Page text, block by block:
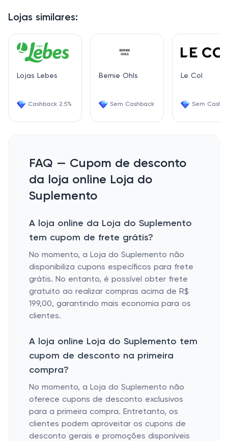
Lojas similares:
Lojas Lebes
Cashback 2.5%
Bernie Ohls
Sem Cashback
Le Col
Sem
FAQ — Cupom de desconto
da loja online Loja do
Suplemento
A loja online da Loja do Suplemento
tem cupom de frete grátis?
No momento, a Loja do Suplemento não
disponibiliza cupons específicos para frete
grátis. No entanto, é possível obter frete
gratuito ao realizar compras acima de R$
199,00, garantindo mais economia para os
clientes.
A loja online Loja do Suplemento tem
cupom de desconto na primeira
compra?
No momento, a Loja do Suplemento não
oferece cupons de desconto exclusivos
para a primeira compra. Entretanto, os
clientes podem aproveitar os cupons de
desconto gerais e promoções disponíveis